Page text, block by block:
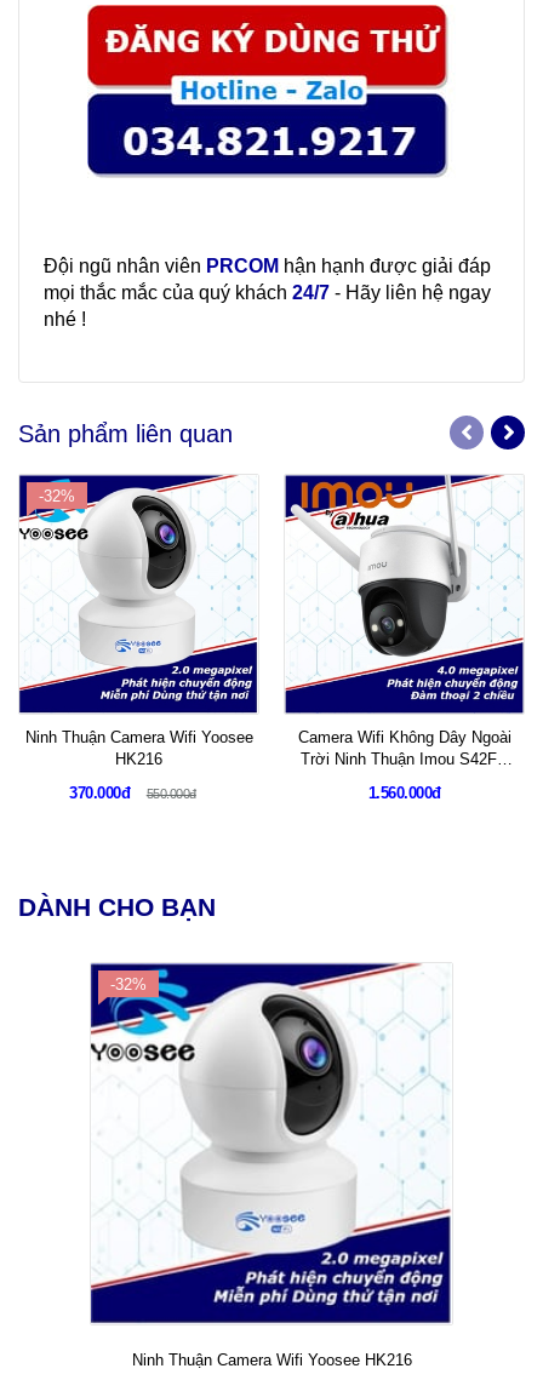
Đội ngũ nhân viên PRCOM hận hạnh được giải đáp
mọi thắc mắc của quý khách 24/7 - Hãy liên hệ ngay
nhé !
Sản phẩm liên quan
-32%
Ninh Thuận Camera Wifi Yoosee
HK216
370.000đ
550.000đ
Camera Wifi Không Dây Ngoài
Trời Ninh Thuận Imou S42FP
Đàm Thoại 2 Chiều
1.560.000đ
DÀNH CHO BẠN
-32%
Ninh Thuận Camera Wifi Yoosee HK216